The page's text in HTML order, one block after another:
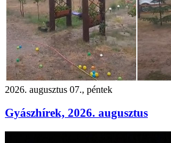
2026. augusztus 07., péntek
Gyászhírek, 2026. augusztus